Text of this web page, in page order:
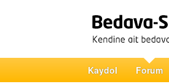
Kaydol Forum